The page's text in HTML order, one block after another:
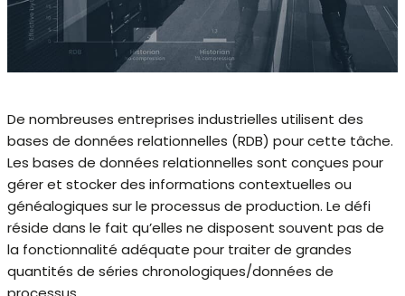
De nombreuses entreprises industrielles utilisent des
bases de données relationnelles (RDB) pour cette tâche.
Les bases de données relationnelles sont conçues pour
gérer et stocker des informations contextuelles ou
généalogiques sur le processus de production. Le défi
réside dans le fait qu’elles ne disposent souvent pas de
la fonctionnalité adéquate pour traiter de grandes
quantités de séries chronologiques/données de